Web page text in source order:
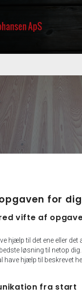
for dig
vifte af
hjælp til det ene eller det
løsning til netop
have hjælp til beskrevet
fra start